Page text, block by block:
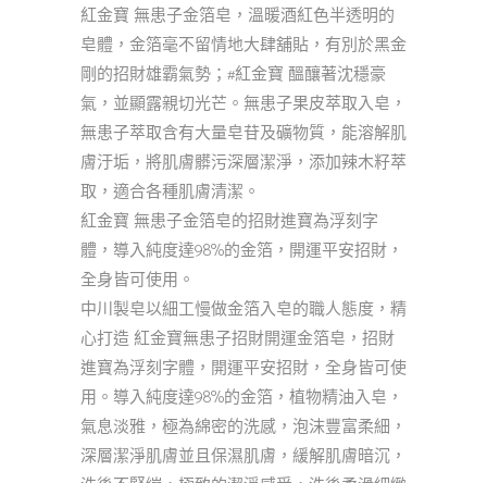
紅金寶 無患子金箔皂，溫暖酒紅色半透明的
皂體，金箔毫不留情地大肆舖貼，有別於黑金
剛的招財雄霸氣勢；#紅金寶 醞釀著沈穩豪
氣，並顯露親切光芒。無患子果皮萃取入皂，
無患子萃取含有大量皂苷及礦物質，能溶解肌
膚汙垢，將肌膚髒污深層潔淨，添加辣木籽萃
取，適合各種肌膚清潔。
紅金寶 無患子金箔皂的招財進寶為浮刻字
體，導入純度達98%的金箔，開運平安招財，
全身皆可使用。
中川製皂以細工慢做金箔入皂的職人態度，精
心打造 紅金寶無患子招財開運金箔皂，招財
進寶為浮刻字體，開運平安招財，全身皆可使
用。導入純度達98%的金箔，植物精油入皂，
氣息淡雅，極為綿密的洗感，泡沫豐富柔細，
深層潔淨肌膚並且保濕肌膚，緩解肌膚暗沉，